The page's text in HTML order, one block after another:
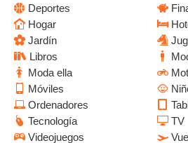
Deportes
Hogar
Jardín
Libros
Moda ella
Móviles
Ordenadores
Tecnología
TV
Videojuegos